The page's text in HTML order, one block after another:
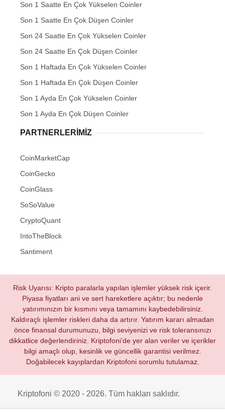
Son 1 Saatte En Çok Yükselen Coinler
Son 1 Saatte En Çok Düşen Coinler
Son 24 Saatte En Çok Yükselen Coinler
Son 24 Saatte En Çok Düşen Coinler
Son 1 Haftada En Çok Yükselen Coinler
Son 1 Haftada En Çok Düşen Coinler
Son 1 Ayda En Çok Yükselen Coinler
Son 1 Ayda En Çok Düşen Coinler
PARTNERLERIMIZ
CoinMarketCap
CoinGecko
CoinGlass
SoSoValue
CryptoQuant
IntoTheBlock
Santiment
Risk Uyarısı: Kripto paralarla yapılan işlemler yüksek risk içerir.
Piyasa fiyatları ani ve sert hareketlere açıktır; bu nedenle
yatırımınızın bir kısmını veya tamamını kaybedebilirsiniz.
Kaldıraçlı işlemler riskleri daha da artırır. Yatırım kararı almadan
önce finansal durumunuzu, bilgi seviyenizi ve risk toleransınızı
dikkatlice değerlendiriniz. Kriptofoni’de yer alan veriler ve içerikler
bilgi amaçlı olup, kesinlik ve güncellik garantisi verilmez.
Doğabilecek kayıplardan Kriptofoni sorumlu tutulamaz.
Kriptofoni © 2020 - 2026. Tüm hakları saklıdır.